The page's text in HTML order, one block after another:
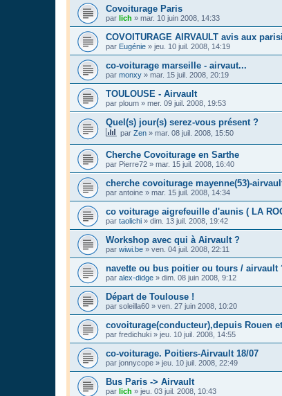
Covoiturage Paris
par lich » mar. 10 juin 2008, 14:33
COVOITURAGE AIRVAULT avis aux
par Eugénie » jeu. 10 juil. 2008, 14:19
co-voiturage marseille - airvaut...
par monxy » mar. 15 juil. 2008, 20:19
TOULOUSE - Airvault
par ploum » mer. 09 juil. 2008, 19:53
Quel(s) jour(s) serez-vous présent ?
par Zen » mar. 08 juil. 2008, 15:50
Cherche Covoiturage en Sarthe
par Pierre72 » mar. 15 juil. 2008, 16:40
cherche covoiturage mayenne(53)-
par antoine » mar. 15 juil. 2008, 14:34
co voiturage aigrefeuille d'aunis ( LA
par taolichi » dim. 13 juil. 2008, 19:42
Workshop avec qui à Airvault ?
par wiwi.be » ven. 04 juil. 2008, 22:11
navette ou bus poitier ou tours / airvault
par alex-didge » dim. 08 juin 2008, 9:12
Départ de Toulouse !
par soleilla60 » ven. 27 juin 2008, 10:20
covoiturage(conducteur),depuis Rouen
par fredichuki » jeu. 10 juil. 2008, 14:55
co-voiturage. Poitiers-Airvault 18/07
par jonnycope » jeu. 10 juil. 2008, 22:49
Bus Paris -> Airvault
par lich » jeu. 03 juil. 2008, 10:43